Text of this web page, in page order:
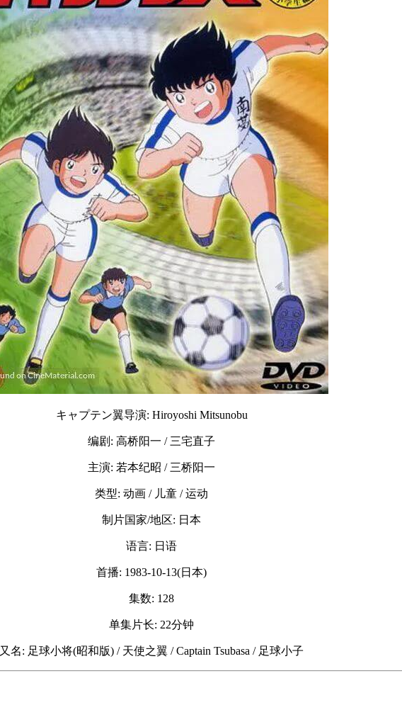
キャプテン翼导演: Hiroyoshi Mitsunobu
编剧: 高桥阳一 / 三宅直子
主演: 若本纪昭 / 三桥阳一
类型: 动画 / 儿童 / 运动
制片国家/地区: 日本
语言: 日语
首播: 1983-10-13(日本)
集数: 128
单集片长: 22分钟
又名: 足球小将(昭和版) / 天使之翼 / Captain Tsubasa / 足球小子